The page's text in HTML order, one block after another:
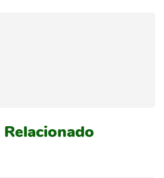
Relacionado